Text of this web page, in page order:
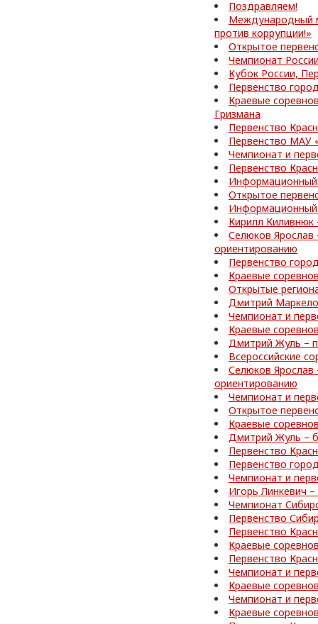
Поздравляем!
Международный
против коррупции!»
Открытое
Чемпионат
Кубок России,
Первенство
Краевые
Гризмана
Первенство
Первенство МАУ
Чемпионат и
Первенство
Информационный
Открытое
Информационный
Кирилл Киливнюк
Селюков Ярослав
ориентированию
Первенство
Краевые
Открытые
Дмитрий
Чемпионат и
Краевые
Дмитрий Жуль –
Всероссийские
Селюков Ярослав
ориентированию
Чемпионат и
Открытое
Краевые
Дмитрий Жуль –
Первенство
Первенство
Чемпионат и
Игорь Линкевич
Чемпионат
Первенство
Первенство
Краевые
Первенство
Чемпионат и
Краевые
Чемпионат и
Краевые